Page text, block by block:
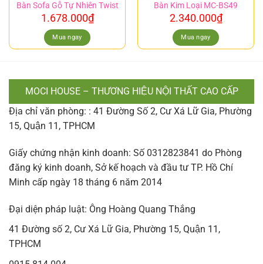
Bàn Sofa Gỗ Tự Nhiên Twist
1.678.000₫
Mua ngay
Bàn Kim Loại MC-BS49
2.340.000₫
Mua ngay
MOCI HOUSE – THƯƠNG HIỆU NỘI THẤT CAO CẤP
Địa chỉ văn phòng: : 41 Đường Số 2, Cư Xá Lữ Gia, Phường
15, Quận 11, TPHCM
Giấy chứng nhận kinh doanh: Số 0312823841 do Phòng
đăng ký kinh doanh, Sở kế hoạch và đầu tư TP. Hồ Chí
Minh cấp ngày 18 tháng 6 năm 2014
Đại diện pháp luật: Ông Hoàng Quang Thắng
41 Đường số 2, Cư Xá Lữ Gia, Phường 15, Quận 11,
TPHCM